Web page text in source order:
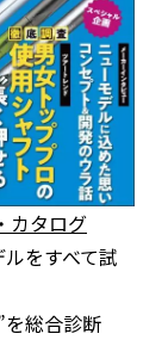
カタログ
をすべて試
を総合診断